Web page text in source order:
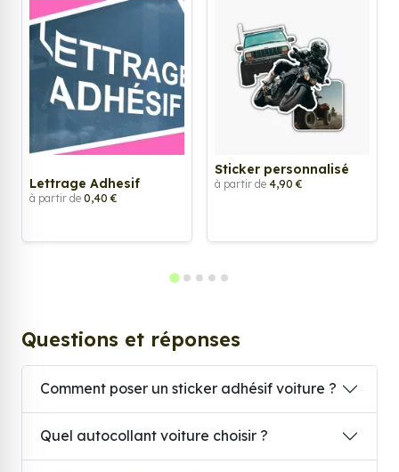
Lettrage Adhesif
à partir de 0,40 €
Sticker personnalisé
à partir de 4,90 €
Questions et réponses
Comment poser un sticker adhésif voiture ?
Quel autocollant voiture choisir ?